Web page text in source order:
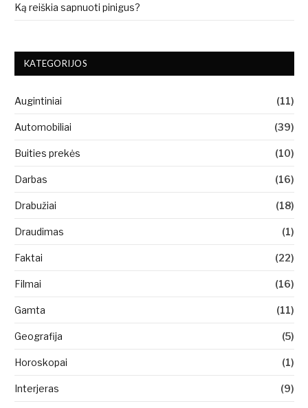
Ką reiškia sapnuoti pinigus?
KATEGORIJOS
Augintiniai (11)
Automobiliai (39)
Buities prekės (10)
Darbas (16)
Drabužiai (18)
Draudimas (1)
Faktai (22)
Filmai (16)
Gamta (11)
Geografija (5)
Horoskopai (1)
Interjeras (9)